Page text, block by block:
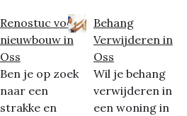
Renostuc voor
nieuwbouw in
Oss
Ben je op zoek
naar een
strakke en
Behang
Verwijderen in
Oss
Wil je behang
verwijderen in
een woning in